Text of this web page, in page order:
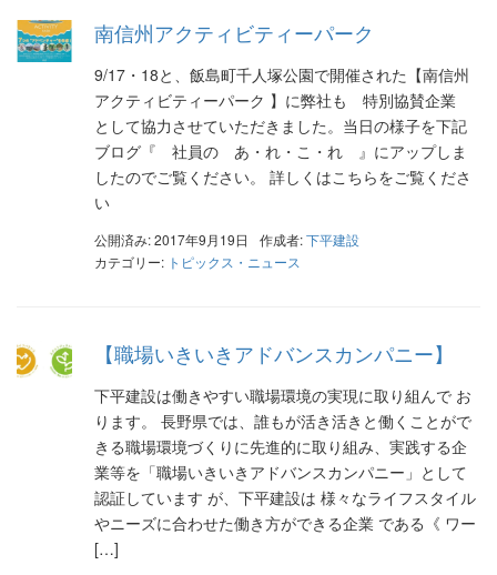
南信州アクティビティーパーク
9/17・18と、飯島町千人塚公園で開催された【南信州
アクティビティーパーク 】に弊社も 特別協賛企業
として協力させていただきました。当日の様子を下記
ブログ『 社員の あ・れ・こ・れ 』にアップしま
したのでご覧ください。 詳しくはこちらをご覧くださ
い
公開済み: 2017年9月19日 作成者:下平建設
カテゴリー: トピックス・ニュース
【職場いきいきアドバンスカンパニー】
下平建設は働きやすい職場環境の実現に取り組んで お
ります。 長野県では、誰もが活き活きと働くことがで
きる職場環境づくりに先進的に取り組み、実践する企
業等を「職場いきいきアドバンスカンパニー」として
認証しています が、下平建設は 様々なライフスタイル
やニーズに合わせた働き方ができる企業 である《 ワー
[…]